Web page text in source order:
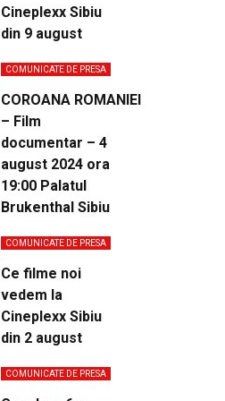
Cineplexx Sibiu
din 9 august
COMUNICATE DE PRESA
COROANA ROMANIEI
– Film
documentar – 4
august 2024 ora
19:00 Palatul
Brukenthal Sibiu
COMUNICATE DE PRESA
Ce filme noi
vedem la
Cineplexx Sibiu
din 2 august
COMUNICATE DE PRESA